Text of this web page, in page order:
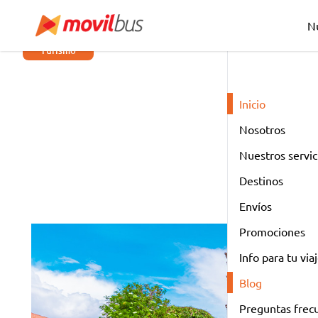
Turismo
Viaja a Huancayo en
transporte público
Inicio
Nosotros
Nuestros
Destinos
Envíos
Promociones
Info para tu
Blog
Preguntas